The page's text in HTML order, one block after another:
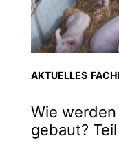
AKTUELLES
Wie
gebaut? Teil